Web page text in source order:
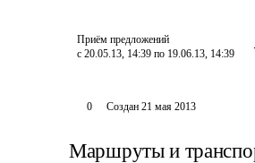
Приём предложений
с 20.05.13, 14:39 по 19.06.13, 14:39
0 Создан 21 мая 2013
Маршруты и